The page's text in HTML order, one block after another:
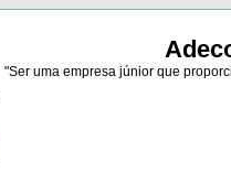
"Ser uma empresa júnior que